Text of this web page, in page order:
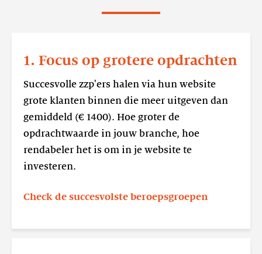
1. Focus op grotere opdrachten
Succesvolle zzp'ers halen via hun website
grote klanten binnen die meer uitgeven dan
gemiddeld (€ 1400). Hoe groter de
opdrachtwaarde in jouw branche, hoe
rendabeler het is om in je website te
investeren.
Check de succesvolste beroepsgroepen
meer
Focus
grotere
opdrachten